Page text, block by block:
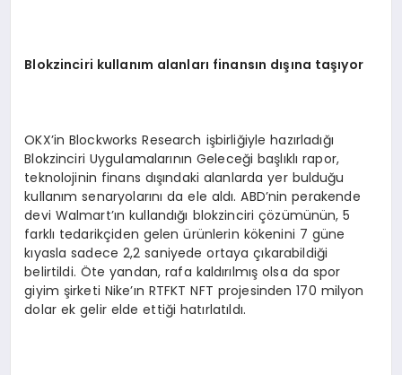
Blokzinciri kullanım alanları finansın dışına taşıyor
OKX’in Blockworks Research işbirliğiyle hazırladığı
Blokzinciri Uygulamalarının Geleceği başlıklı rapor,
teknolojinin finans dışındaki alanlarda yer bulduğu
kullanım senaryolarını da ele aldı. ABD’nin perakende
devi Walmart’ın kullandığı blokzinciri çözümünün, 5
farklı tedarikçiden gelen ürünlerin kökenini 7 güne
kıyasla sadece 2,2 saniyede ortaya çıkarabildiği
belirtildi. Öte yandan, rafa kaldırılmış olsa da spor
giyim şirketi Nike’ın RTFKT NFT projesinden 170 milyon
dolar ek gelir elde ettiği hatırlatıldı.